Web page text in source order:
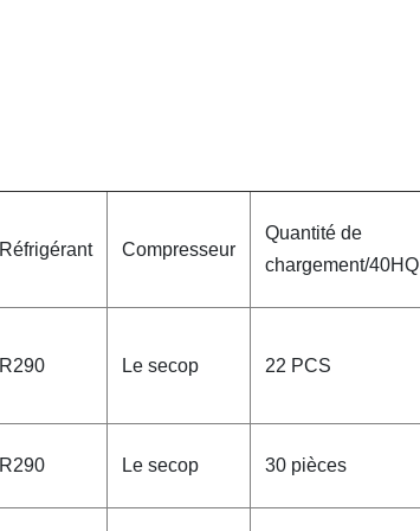
Réfrigérant Compresseur
Quantité de
chargement/40HQ
R290 Le secop 22 PCS
R290 Le secop 30 pièces